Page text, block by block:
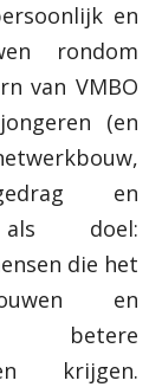
en
rondom
van VMBO
(en
en
als doel:
die het
en
betere
krijgen.